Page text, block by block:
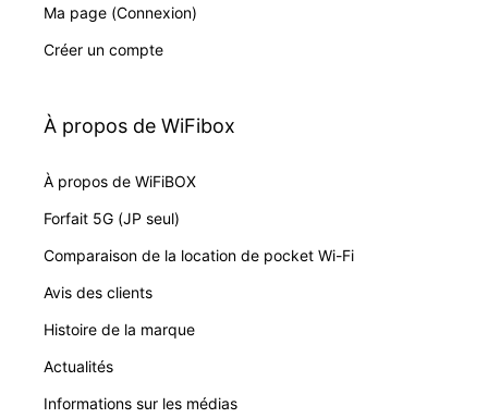
Ma page (Connexion)
Créer un compte
À propos de WiFibox
À propos de WiFiBOX
Forfait 5G (JP seul)
Comparaison de la location de pocket Wi-Fi
Avis des clients
Histoire de la marque
Actualités
Informations sur les médias